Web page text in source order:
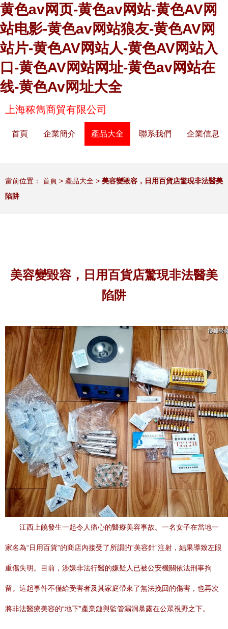
黄色av网页-黄色av网站-黄色AV网
站电影-黄色av网站狼友-黄色AV网
站片-黄色AV网站人-黄色AV网站入
口-黄色AV网站网址-黄色av网站在
线-黄色Av网址大全
上海秾雋商貿有限公司
首頁 企業簡介 產品大全 聯系我們 企業信息
當前位置： 首頁 > 產品大全 > 美容變毀容，日用百貨店驚現非法醫美
陷阱
美容變毀容，日用百貨店驚現非法醫美
陷阱
江西上饒發生一起令人痛心的醫療美容事故。一名女子在當地一
家名為“日用百貨”的商店內接受了所謂的“美容針”注射，結果導致左眼
重傷失明。目前，涉嫌非法行醫的嫌疑人已被公安機關依法刑事拘
留。這起事件不僅給受害者及其家庭帶來了無法挽回的傷害，也再次
將非法醫療美容的“地下”產業鏈與監管漏洞暴露在公眾視野之下。